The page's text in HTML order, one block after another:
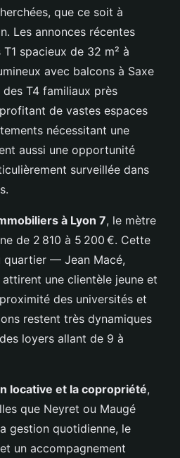
que ce soit à
Les annonces récentes
spacieux de 32 m² à
avec balcons à Saxe
T4 familiaux près
de vastes espaces
nécessitant une
aussi une opportunité
surveillée dans
à Lyon 7, le mètre
de 2 810 à 5 200 €. Cette
quartier — Jean Macé,
une clientèle jeune et
des universités et
restent très dynamiques
loyers allant de 9 à
locative et la copropriété,
que Neyret ou Maugé
gestion quotidienne, le
un accompagnement